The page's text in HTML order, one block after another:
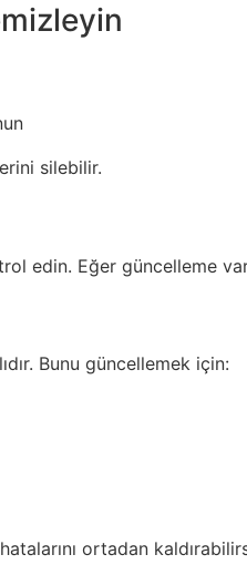
silebilir.
edin. Eğer güncelleme
Bunu güncellemek için:
ortadan